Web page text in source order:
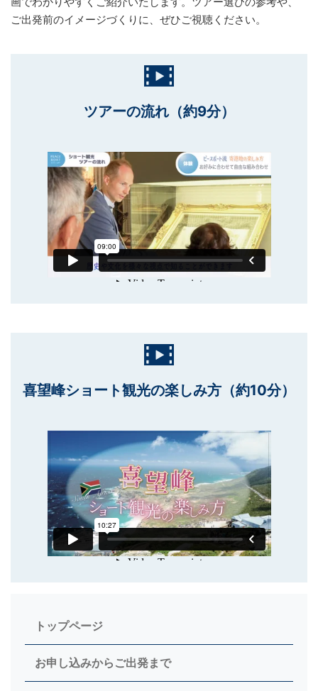
トップページ
お申し込みからご出発まで
ご出発前のイメージづくりに、ぜひご視聴ください。
ツアーの流れ（約9分）
喜望峰ショート観光の楽しみ方（約10分）